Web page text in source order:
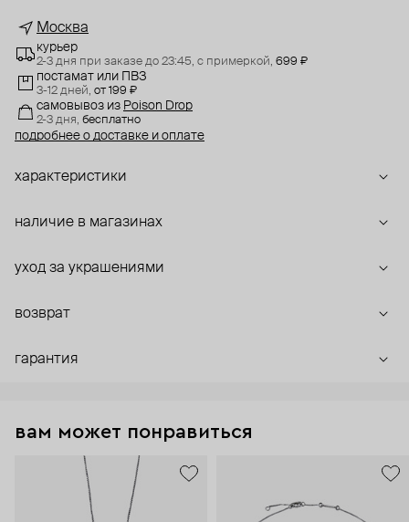
Москва
курьер
2-3 дня при заказе до 23:45, с примеркой, 699 ₽
постамат или ПВЗ
3-12 дней, от 199 ₽
самовывоз из Poison Drop
2-3 дня, бесплатно
подробнее о доставке и оплате
характеристики
наличие в магазинах
уход за украшениями
возврат
гарантия
вам может понравиться